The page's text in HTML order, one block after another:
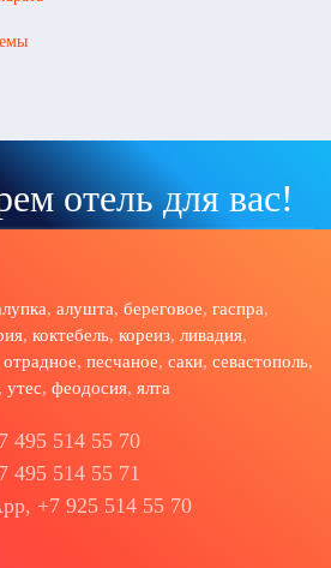
отель для вас!
, алушта, береговое, гаспра,
, коктебель, кореиз, ливадия,
отрадное, песчаное, саки, севастополь,
, утес, феодосия, ялта
495 514 55 70
495 514 55 71
+7 925 514 55 70